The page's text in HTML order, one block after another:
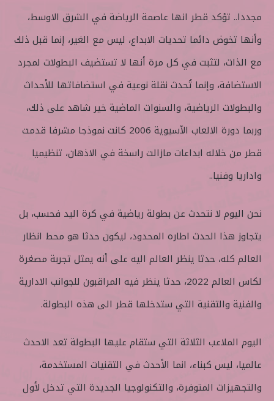
مجددا.. تؤكد قطر انها عاصمة الرياضة في الشرق الاوسط،
وأنها تخوض دائما تحديات الابداع، ليس مع الغير، إنما قبل ذلك
مع الذات، لتثبت في كل مرة أنها لا تستضيف البطولات لمجرد
الاستضافة، وإنما تُحدث نقلة نوعية في استضافاتها للأحداث
والبطولات الرياضية، والسنوات الماضية خير شاهد على ذلك،
وربما دورة الالعاب الآسيوية 2006 كانت نموذجا مشرفا قدمت
قطر من خلاله ابداعات مازالت راسخة في الاذهان، تنظيميا
واداريا وفنيا..
نحن اليوم لا نتحدث عن بطولة رياضية في كرة اليد فحسب، بل
يتجاوز هذا الحدث اطاره المحدود، ليكون حدثا هو محط انظار
العالم كله، حدثا ينظر العالم اليه على أنه يمثل تجربة مصغرة
لكاس العالم 2022، حدثا ينظر فيه المراقبون للجوانب الادارية
والفنية والتقنية التي ستدخلها قطر الى هذه البطولة.
اليوم الملاعب الثلاثة التي ستقام عليها البطولة تعد الاحدث
عالميا، ليس كبناء، انما الأحدث في التقنيات المستخدمة،
والتجهيزات المتوفرة، والتكنولوجيا الجديدة التي تدخل لأول